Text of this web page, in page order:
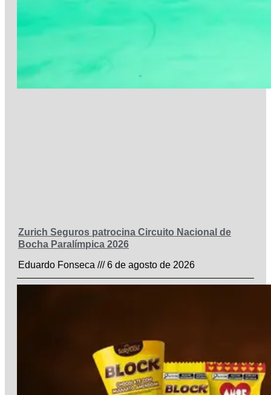
Zurich Seguros patrocina Circuito Nacional de
Bocha Paralímpica 2026
Eduardo Fonseca
6 de agosto de 2026